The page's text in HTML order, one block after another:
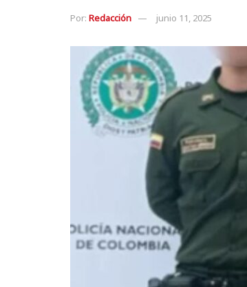
Por: Redacción junio 11, 2025